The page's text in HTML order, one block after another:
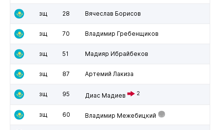
зщ 28 Вячеслав Борисов
зщ 70 Владимир Гребенщиков
зщ 51 Мадияр Ибрайбеков
зщ 87 Артемий Лакиза
зщ 95 Диас Мадиев 2
зщ 60 Владимир Межебицкий